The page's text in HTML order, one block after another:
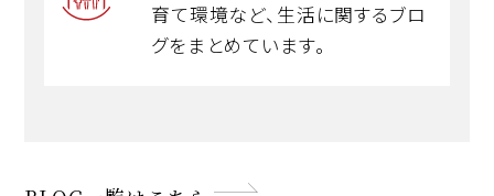
育て環境など、生活に関するブロ
グをまとめています。